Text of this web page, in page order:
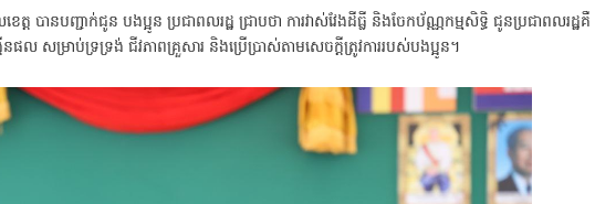
ត្ត បានបញ្ជាក់ជូន បងប្អូន ប្រជាពលរដ្ឋ ជ្រាបថា ការវាស់វែងដីធ្លី និងចែកប័ណ្ណកម្មសិទ្ធិ ជូនប្រជាពលរដ្ឋគឺ
នផល សម្រាប់ទ្រទ្រង់ ជីវភាពគ្រួសារ និងប្រើប្រាស់តាមសេចក្តីត្រូវការរបស់បងប្អូន។